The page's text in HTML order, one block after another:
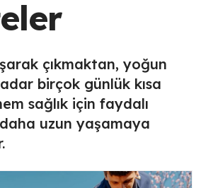
çıkmaktan, yoğun
birçok günlük kısa
sağlık için faydalı
uzun yaşamaya